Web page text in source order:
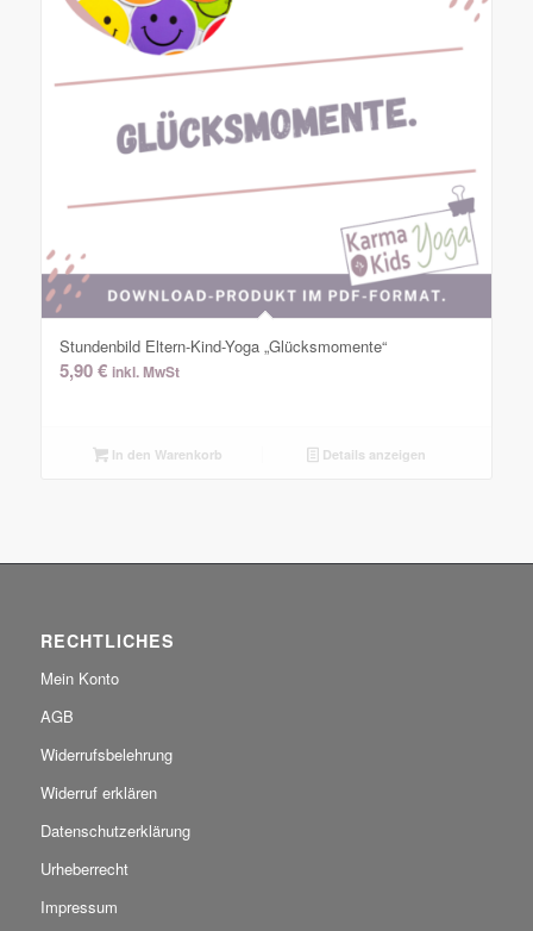
Stundenbild Eltern-Kind-Yoga „Glücksmomente“
5,90€ inkl. MwSt
In den Warenkorb Details anzeigen
RECHTLICHES
Mein Konto
AGB
Widerrufsbelehrung
Widerruf erklären
Datenschutzerklärung
Urheberrecht
Impressum